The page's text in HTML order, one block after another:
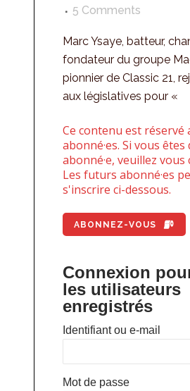
5 Comments
Marc Ysaye, batteur,
fondateur du groupe
pionnier de Classic 21,
aux législatives pour «
Ce contenu est réservé
abonné·es. Si vous êtes
abonné·e, veuillez vous
Les futurs abonné·es
s'inscrire ci-dessous.
ABONNEZ-VOUS
Connexion
les utilisateurs
enregistrés
Identifiant ou e-mail
Mot de passe